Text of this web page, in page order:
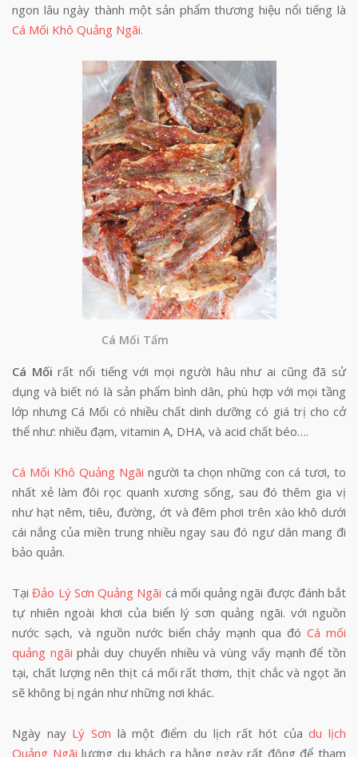
ngon lâu ngày thành một sản phẩm thương hiệu nổi tiếng là
Cá Mối Khô Quảng Ngãi.
Cá Mối Tẩm
Cá Mối rất nổi tiếng với mọi người hâu như ai cũng đã sử
dụng và biết nó là sản phẩm bình dân, phù hợp với mọi tầng
lớp nhưng Cá Mối có nhiều chất dinh dưỡng có giá trị cho cở
thể như: nhiều đạm, vitamin A, DHA, và acid chất béo….
Cá Mối Khô Quảng Ngãi người ta chọn những con cá tươi, to
nhất xẻ làm đôi rọc quanh xương sống, sau đó thêm gia vị
như hạt nêm, tiêu, đường, ớt và đêm phơi trên xào khô dưới
cái nắng của miền trung nhiều ngay sau đó ngư dân mang đi
bảo quản.
TạiĐảo Lý Sơn Quảng Ngãi cá mối quảng ngãi được đánh bắt
tự nhiên ngoài khơi của biển lý sơn quảng ngãi. với nguồn
nước sạch, và nguồn nước biển chảy mạnh qua đó Cá mối
quảng ngãi phải duy chuyến nhiều và vùng vấy mạnh để tồn
tại, chất lượng nên thịt cá mối rất thơm, thịt chắc và ngọt ăn
sẽ không bị ngán như những nơi khác.
Ngày nay Lý Sơn là một điểm du lịch rất hót củadu lịch
Quảng Ngãi lượng du khách ra hằng ngày rất đông để tham